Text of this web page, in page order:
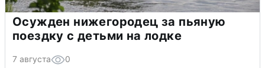
Осужден нижегородец за пьяную
поездку с детьми на лодке
7 августа 0